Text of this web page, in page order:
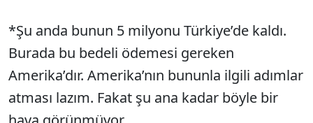
*Şu anda bunun 5 milyonu Türkiye’de kaldı.
Burada bu bedeli ödemesi gereken
Amerika’dır. Amerika’nın bununla ilgili adımlar
atması lazım. Fakat şu ana kadar böyle bir